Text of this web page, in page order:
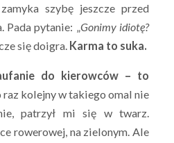
szybę jeszcze przed
pytanie: „ Gonimy idiotę?
się doigra. Karma to suka.
do kierowców – to
raz kolejny w takiego omal nie
patrzył mi się w twarz.
rowerowej, na zielonym. Ale